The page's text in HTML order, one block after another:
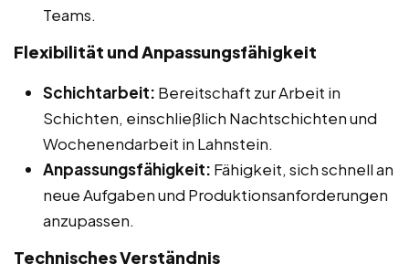
Teams.
Flexibilität und Anpassungsfähigkeit
Schichtarbeit: Bereitschaft zur Arbeit in
Schichten, einschließlich Nachtschichten und
Wochenendarbeit in Lahnstein.
Anpassungsfähigkeit: Fähigkeit, sich schnell an
neue Aufgaben und Produktionsanforderungen
anzupassen.
Technisches Verständnis